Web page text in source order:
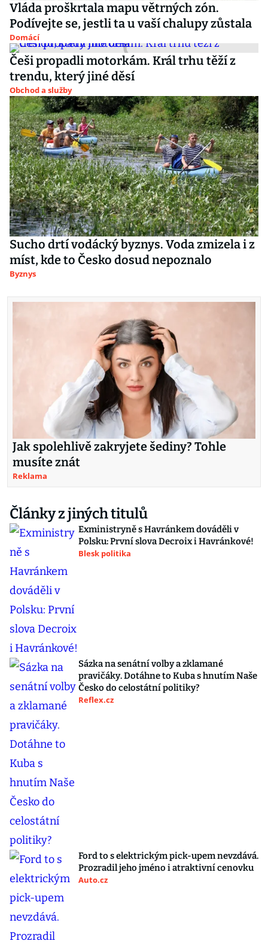
Vláda proškrtala mapu větrných zón.
Podívejte se, jestli ta u vaší chalupy zůstala
Domácí
Češi propadli motorkám. Král trhu těží z
trendu, který jiné děsí
Obchod a služby
Sucho drtí vodácký byznys. Voda zmizela i z
míst, kde to Česko dosud nepoznalo
Byznys
Jak spolehlivě zakryjete šediny? Tohle
musíte znát
Reklama
Články z jiných titulů
Exministryně s Havránkem dováděli v
Polsku: První slova Decroix i Havránkové!
Blesk politika
Sázka na senátní volby a zklamané
pravičáky. Dotáhne to Kuba s hnutím Naše
Česko do celostátní politiky?
Reflex.cz
Ford to s elektrickým pick-upem nevzdává.
Prozradil jeho jméno i atraktivní cenovku
Auto.cz